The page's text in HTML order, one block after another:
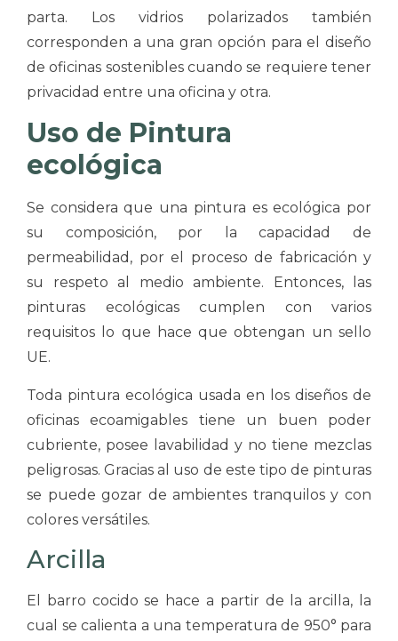
parta. Los vidrios polarizados también
corresponden a una gran opción para el diseño
de oficinas sostenibles cuando se requiere tener
privacidad entre una oficina y otra.
Uso de Pintura
ecológica
Se considera que una pintura es ecológica por
su composición, por la capacidad de
permeabilidad, por el proceso de fabricación y
su respeto al medio ambiente. Entonces, las
pinturas ecológicas cumplen con varios
requisitos lo que hace que obtengan un sello
UE.
Toda pintura ecológica usada en los diseños de
oficinas ecoamigables tiene un buen poder
cubriente, posee lavabilidad y no tiene mezclas
peligrosas. Gracias al uso de este tipo de pinturas
se puede gozar de ambientes tranquilos y con
colores versátiles.
Arcilla
El barro cocido se hace a partir de la arcilla, la
cual se calienta a una temperatura de 950° para